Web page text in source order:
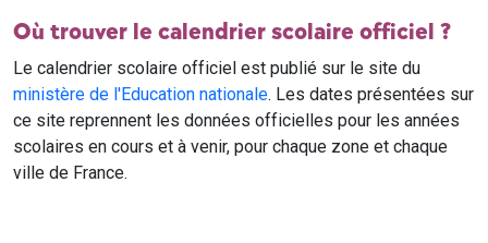
Où trouver le calendrier scolaire officiel ?
Le calendrier scolaire officiel est publié sur le site du
ministère de l'Education nationale. Les dates présentées sur
ce site reprennent les données officielles pour les années
scolaires en cours et à venir, pour chaque zone et chaque
ville de France.